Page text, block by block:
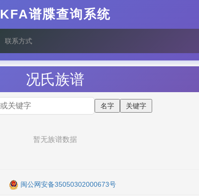
KFA谱牒查询系统
联系方式
况氏族谱
暂无族谱数据
闽公网安备35050302000673号